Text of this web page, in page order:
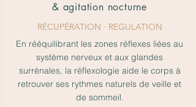
& agitation nocturne
RÉCUPÉRATION · REGULATION
En rééquilibrant les zones réflexes liées au
système nerveux et aux glandes
surrénales, la réflexologie aide le corps à
retrouver ses rythmes naturels de veille et
de sommeil.